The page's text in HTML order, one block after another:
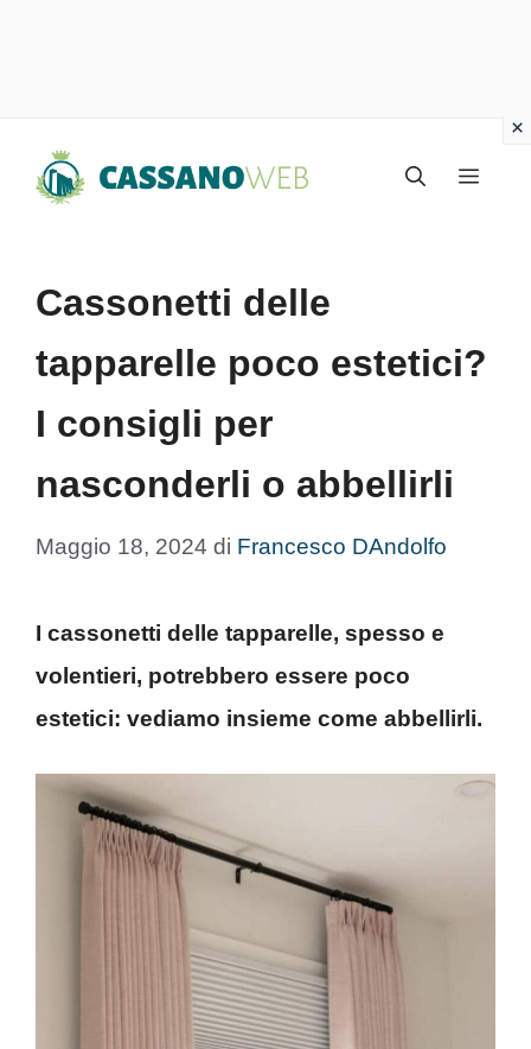
Menu
Cassonetti delle
tapparelle poco estetici?
I consigli per
nasconderli o abbellirli
Maggio 18, 2024 di Francesco DAndolfo
I cassonetti delle tapparelle, spesso e
volentieri, potrebbero essere poco
estetici: vediamo insieme come abbellirli.